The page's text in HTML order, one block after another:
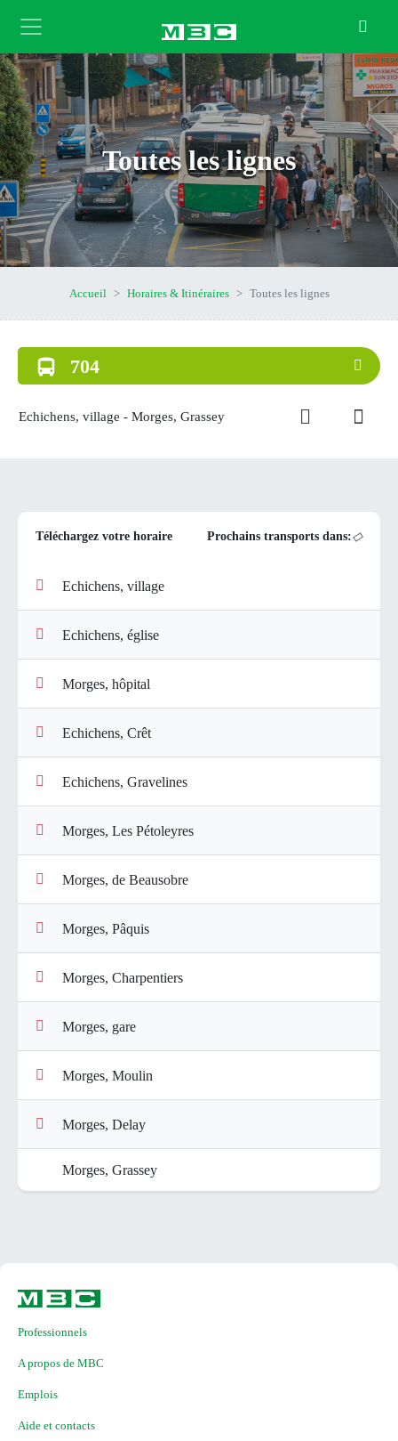
Toutes les lignes
Accueil Horaires & Itinéraires Toutes les lignes
704
Echichens, village - Morges, Grassey
Téléchargez votre horaire Prochains transports dans:
Echichens, village
Echichens, église
Morges, hôpital
Echichens, Crêt
Echichens, Gravelines
Morges, Les Pétoleyres
Morges, de Beausobre
Morges, Pâquis
Morges, Charpentiers
Morges, gare
Morges, Moulin
Morges, Delay
Morges, Grassey
Professionnels
A propos de MBC
Emplois
Aide et contacts